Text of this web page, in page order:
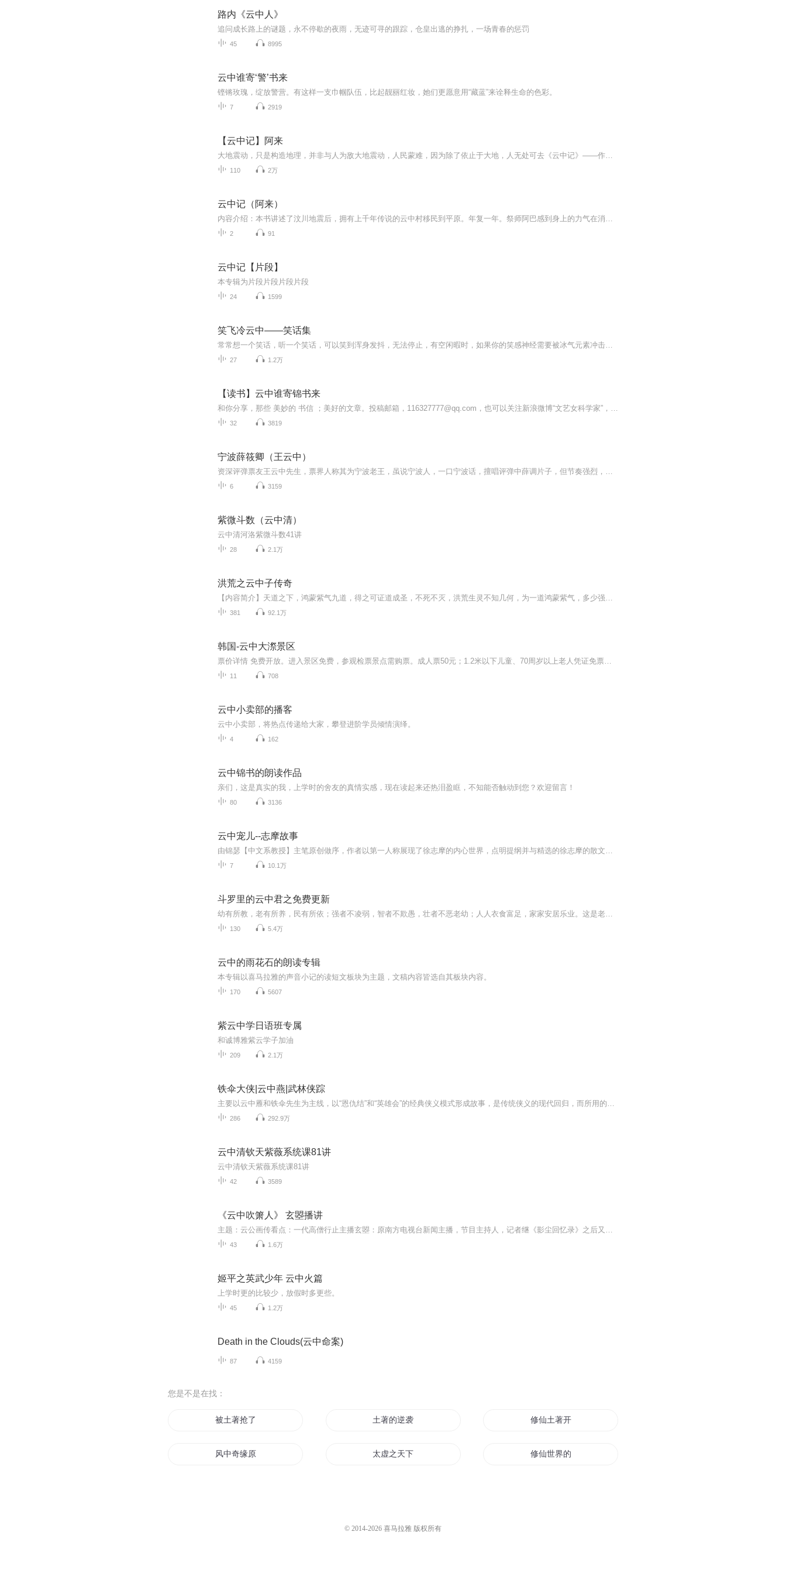
路内《云中人》
追问成长路上的谜题，永不停歇的夜雨，无迹可寻的跟踪，仓皇出逃的挣扎，一场青春的惩罚
45 8995
云中谁寄‘警’书来
铿锵玫瑰，绽放警营。有这样一支巾帼队伍，比起靓丽红妆，她们更愿意用“藏蓝”来诠释生命的色彩。
7 2919
【云中记】阿来
大地震动，只是构造地理，并非与人为敌大地震动，人民蒙难，因为除了依止于大地，人无处可去《云中记》——作者阿来 献给“5·12”地震中的死难者 献给“5·12”地震中消失的城镇与村庄
110 2万
云中记（阿来）
内容介绍：本书讲述了汶川地震后，拥有上千年传说的云中村移民到平原。年复一年。祭师阿巴感到身上的力气在消散，他要回到那个即将消失的村子，与亡灵为伴。然而，神迹出现了，他创造了一片世外桃源......
2 91
云中记【片段】
本专辑为片段片段片段片段
24 1599
笑飞冷云中——笑话集
常常想一个笑话，听一个笑话，可以笑到浑身发抖，无法停止，有空闲暇时，如果你的笑感神经需要被冰气元素冲击时，你也可以听听我编的段子和冷笑话，和天空招招手，白云飞过，会停下来，在你身边冲你笑笑，那是飞翔的云朵载着平安祥和，留下祝福，少点烦恼...
27 1.2万
【读书】云中谁寄锦书来
和你分享，那些 美妙的 书信 ；美好的文章。投稿邮箱，116327777@qq.com，也可以关注新浪微博“文艺女科学家”，私信给我哦。
32 3819
宁波薛筱卿（王云中）
资深评弹票友王云中先生，票界人称其为宁波老王，虽说宁波人，一口宁波话，擅唱评弹中薛调片子，但节奏强烈，吐字清晰，让甬苏方言能巧妙地结合，不愧为有宁波老王的美称！而且三弦琵琶均能运用。不愧是位资深老票！早年的王老伯伯家中，几乎每晚评弹票友高朋满座，俨然像一家评弹俱乐部，所以当时票界有句戏言，“勿认得宁波老王，没去过宁波老王家的，侬米勒，还没出道了”。所以讲老王伯伯也算沙龙票房的先行者！在随后的日子里老王伯伯是市宫茉莉花评弹团台柱之一！携子媳积极参与茉莉花的一系例活动，乃至患病卧床在家休养时，还时常牵挂着茉莉花的评弹活动，真是让人感慨不已！此专辑特地纪念王云中先生。
6 3159
紫微斗数（云中清）
云中清河洛紫微斗数41讲
28 2.1万
洪荒之云中子传奇
【内容简介】天道之下，鸿蒙紫气九道，得之可证道成圣，不死不灭，洪荒生灵不知几何，为一道鸿蒙紫气，多少强大生灵疯狂杀戮，想要将鸿蒙紫气据为己有，证道成圣，不做任圣人摆布的蝼蚁。这是一个蝼蚁证道成圣的故事，也是一段属于云中子的传奇之路。【作...
381 92.1万
韩国-云中大漈景区
票价详情 免费开放。进入景区免费，参观检票景点需购票。成人票50元；1.2米以下儿童、70周岁以上老人凭证免票；1.2-1.4米儿童、60-69周岁老人凭证半价。 适宜 全年 电话 暂无 简介 您好，现在我们来到的就是被誉为“云中桃源”的云中大漈景区了，接下来让...
11 708
云中小卖部的播客
云中小卖部，将热点传递给大家，攀登进阶学员倾情演绎。
4 162
云中锦书的朗读作品
亲们，这是真实的我，上学时的舍友的真情实感，现在读起来还热泪盈眶，不知能否触动到您？欢迎留言！
80 3136
云中宠儿--志摩故事
由锦瑟【中文系教授】主笔原创做序，作者以第一人称展现了徐志摩的内心世界，点明提纲并与精选的徐志摩的散文、诗歌相结合，形成章节，使人们对徐志摩有一个重新认识。他究竟是什么样的一个人，他的思想脉落，他不再是人们眼中那个风流才子，更是一个有血...
7 10.1万
斗罗里的云中君之免费更新
幼有所教，老有所养，民有所依；强者不凌弱，智者不欺愚，壮者不恶老幼；人人衣食富足，家家安居乐业。这是老爷子不曾放弃的一场大梦。亦是我继承并将永续传递下去的...
130 5.4万
云中的雨花石的朗读专辑
本专辑以喜马拉雅的声音小记的读短文板块为主题，文稿内容皆选自其板块内容。
170 5607
紫云中学日语班专属
和诚博雅紫云学子加油
209 2.1万
铁伞大侠|云中燕|武林侠踪
主要以云中雁和铁伞先生为主线，以“恩仇结”和“英雄会”的经典侠义模式形成故事，是传统侠义的现代回归，而所用的叙事手段带有不同于传统的色彩，开启了武侠小说关于故事与情节叙事的一片新天地。
286 292.9万
云中清钦天紫薇系统课81讲
云中清钦天紫薇系统课81讲
42 3589
《云中吹箫人》 玄曌播讲
主题：云公画传看点：一代高僧行止主播玄曌：原南方电视台新闻主播，节目主持人，记者继《影尘回忆录》之后又推出的力作
43 1.6万
姬平之英武少年 云中火篇
上学时更的比较少，放假时多更些。
45 1.2万
Death in the Clouds(云中命案)
87 4159
您是不是在找：
被土著抢了系统还成了世界之敌 土著的逆袭 修仙土著开宝箱
风中奇缘原著大漠谣 太虚之天下名著 修仙世界的著名科学家
© 2014-2026 喜马拉雅 版权所有